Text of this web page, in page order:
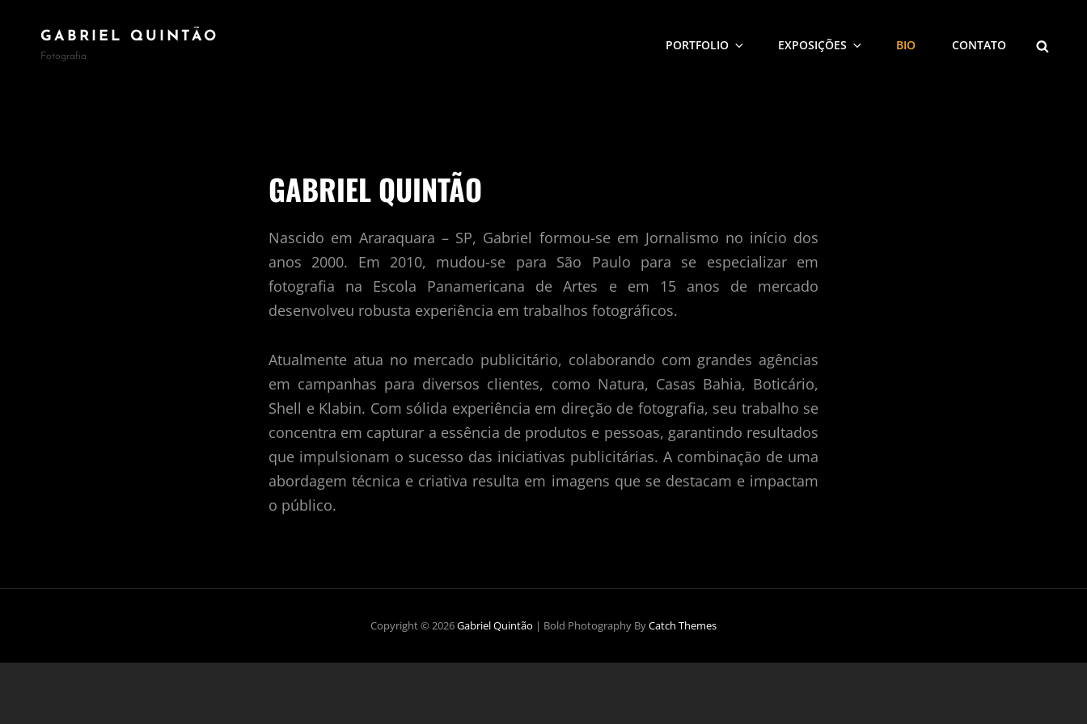
GABRIEL QUINTÃO
Fotografia
PORTFOLIO EXPOSIÇÕES BIO CONTATO
GABRIEL QUINTÃO
Nascido em Araraquara – SP, Gabriel formou-se em Jornalismo no início dos
anos 2000. Em 2010, mudou-se para São Paulo para se especializar em
fotografia na Escola Panamericana de Artes e em 15 anos de mercado
desenvolveu robusta experiência em trabalhos fotográficos.
Atualmente atua no mercado publicitário, colaborando com grandes agências
em campanhas para diversos clientes, como Natura, Casas Bahia, Boticário,
Shell e Klabin. Com sólida experiência em direção de fotografia, seu trabalho se
concentra em capturar a essência de produtos e pessoas, garantindo resultados
que impulsionam o sucesso das iniciativas publicitárias. A combinação de uma
abordagem técnica e criativa resulta em imagens que se destacam e impactam
o público.
Copyright © 2026Gabriel Quintão | Bold Photography ByCatch Themes